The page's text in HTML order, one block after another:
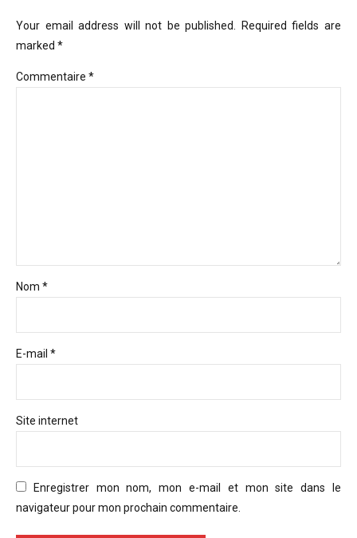
Your email address will not be published. Required fields are
marked *
Commentaire *
Nom *
E-mail *
Site internet
Enregistrer mon nom, mon e-mail et mon site dans le
navigateur pour mon prochain commentaire.